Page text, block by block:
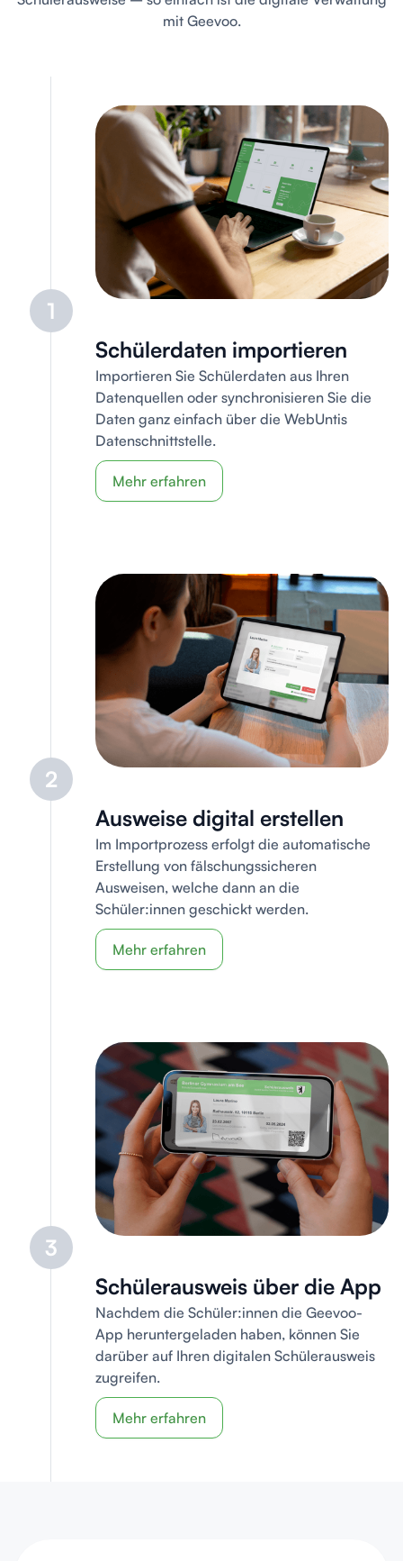
mit Geevoo.
1
Schülerdaten importieren
Importieren Sie Schülerdaten aus Ihren
Datenquellen oder synchronisieren Sie die
Daten ganz einfach über die WebUntis
Datenschnittstelle.
Mehr erfahren
Ausweise digital erstellen
Im Importprozess erfolgt die automatische
Erstellung von fälschungssicheren
Ausweisen, welche dann an die
Schüler:innen geschickt werden.
Mehr erfahren
2
3
Schülerausweis über die App
Nachdem die Schüler:innen die Geevoo-
App heruntergeladen haben, können Sie
darüber auf Ihren digitalen Schülerausweis
zugreifen.
Mehr erfahren